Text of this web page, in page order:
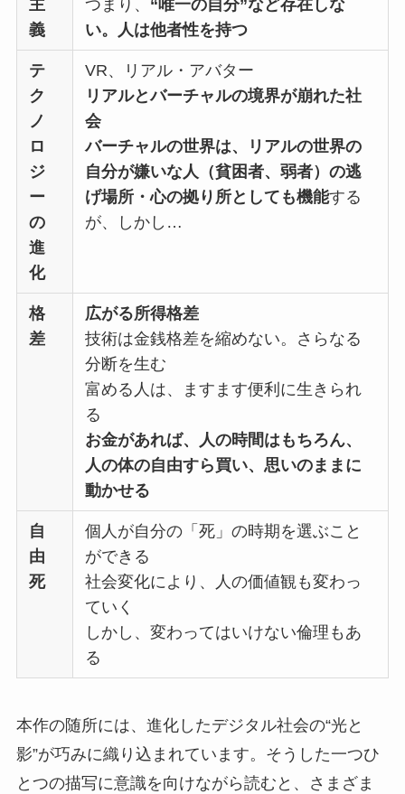
主
義
つまり、 “唯一の自分”など存在しな
い。人は他者性を持つ
テ
ク
ノ
ロ
ジ
ー
の
進
化
VR、リアル・アバター
リアルとバーチャルの境界が崩れた社
会
バーチャルの世界は、リアルの世界の
自分が嫌いな人（貧困者、弱者）の逃
げ場所・心の拠り所としても機能する
が、しかし…
格
差
広がる所得格差
技術は金銭格差を縮めない。さらなる
分断を生む
富める人は、ますます便利に生きられ
る
お金があれば、人の時間はもちろん、
人の体の自由すら買い、思いのままに
動かせる
自
由
死
個人が自分の「死」の時期を選ぶこと
ができる
社会変化により、人の価値観も変わっ
ていく
しかし、変わってはいけない倫理もあ
る
本作の随所には、進化したデジタル社会の“光と
影”が巧みに織り込まれています。そうした一つひ
とつの描写に意識を向けながら読むと、さまざま